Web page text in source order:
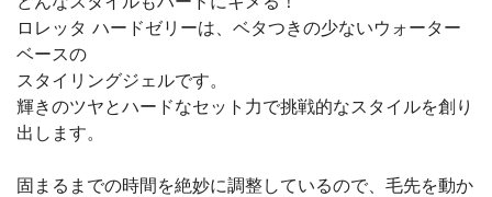
ロレッタ ハードゼリーは、ベタつきの少ないウォーター
ベースの
スタイリングジェルです。
輝きのツヤとハードなセット力で挑戦的なスタイルを創り
出します。
固まるまでの時間を絶妙に調整しているので、毛先を動か